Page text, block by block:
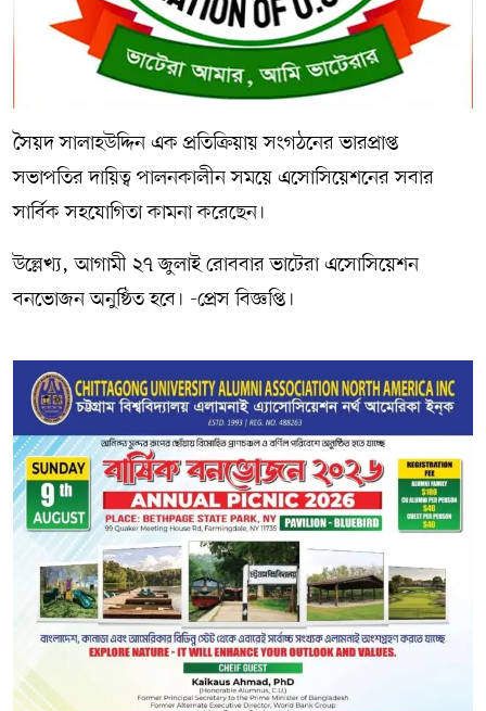
সৈয়দ সালাহউদ্দিন এক প্রতিক্রিয়ায় সংগঠনের ভারপ্রাপ্ত
সভাপতির দায়িত্ব পালনকালীন সময়ে এসোসিয়েশনের সবার
সার্বিক সহযোগিতা কামনা করেছেন।
উল্লেখ্য, আগামী ২৭ জুলাই রোববার ভাটেরা এসোসিয়েশন
বনভোজন অনুষ্ঠিত হবে। -প্রেস বিজ্ঞপ্তি।